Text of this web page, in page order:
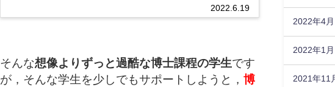
2022.6.19
博士ってどんなところだと思います
か？ 頭めっちゃいい人多そう 就職で
でどんな...
そんな想像よりずっと過酷な博士課程の学生です
が，そんな学生を少しでもサポートしようと， 博
2022年4月
2022年1月
2021年11